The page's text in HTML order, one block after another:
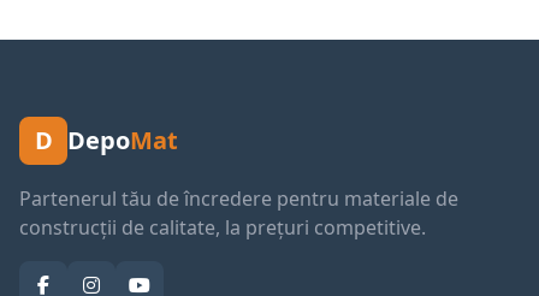
D DepoMat
Partenerul tău de încredere pentru materiale de
construcții de calitate, la prețuri competitive.